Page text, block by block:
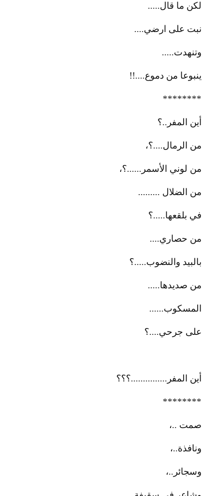
لكن ما قال.....
نبت على ارضي....
وتنهدت.....
ينبوعا من دموع....!!
********
أين المفر..؟
من الرمال....؟،
من لوني الأسمر......؟،
من الضلال .........
في بلقعها.....؟
من حصاري....
بالبيد والنضوب.....؟
من صديدها.....
المسكوب......
على جرحي....؟
أين المفر...............؟؟؟
********
صمت ..،
ونافذة..،
وسجائر..،